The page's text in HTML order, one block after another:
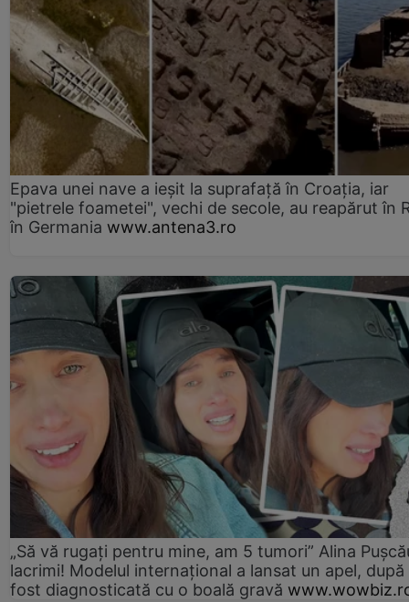
Epava unei nave a ieșit la suprafață în Croația, iar
"pietrele foametei", vechi de secole, au reapărut în
în Germania www.antena3.ro
„Să vă rugați pentru mine, am 5 tumori” Alina
lacrimi! Modelul internațional a lansat un apel, după
fost diagnosticată cu o boală gravă